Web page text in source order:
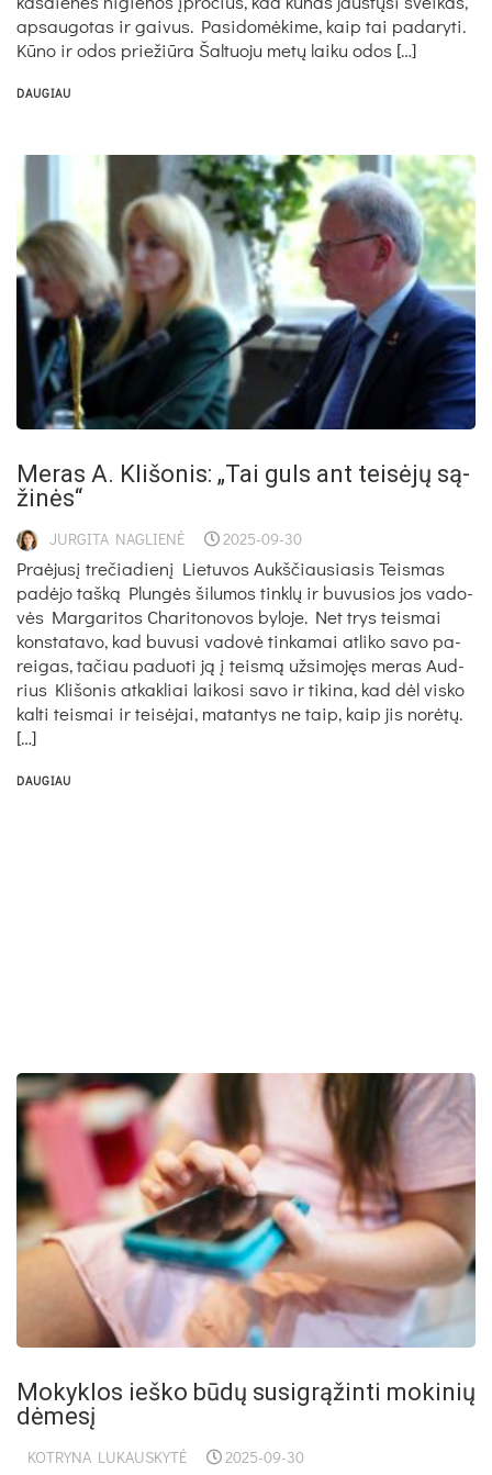
apsaugotas ir gaivus. Pasidomėkime, kaip tai padaryti.
Kūno ir odos priežiūra Šaltuoju metų laiku odos […]
DAUGIAU
Me­ras A. Kli­šo­nis: „Tai guls ant tei­sė­jų są­
ži­nės“
JURGITA NAGLIENĖ 2025-09-30
Praė­ju­sį tre­čia­die­nį Lie­tu­vos Aukš­čiau­sia­sis Teis­mas
pa­dė­jo taš­ką Plun­gės ši­lu­mos tink­lų ir bu­vu­sios jos va­do­
vės Mar­ga­ri­tos Cha­ri­to­no­vos by­lo­je. Net trys teis­mai
kons­ta­ta­vo, kad bu­vu­si va­do­vė tin­ka­mai at­li­ko sa­vo pa­
rei­gas, ta­čiau pa­duo­ti ją į teis­mą užsimojęs me­ras Aud­
rius Kli­šo­nis at­kak­liai lai­ko­si sa­vo ir ti­ki­na, kad dėl vis­ko
kal­ti teis­mai ir tei­sė­jai, ma­tan­tys ne taip, kaip jis no­rė­tų.
[…]
DAUGIAU
Mo­kyk­los ieš­ko bū­dų su­si­grą­žin­ti mo­ki­nių
dė­me­sį
KOTRYNA LUKAUSKYTĖ 2025-09-30